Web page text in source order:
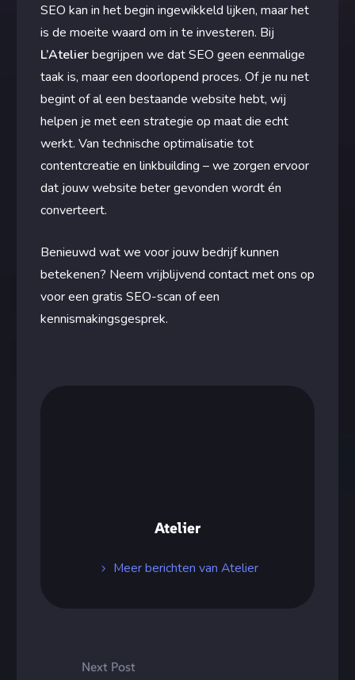
SEO kan in het begin ingewikkeld lijken, maar het
is de moeite waard om in te investeren. Bij
L’Atelierbegrijpen we dat SEO geen eenmalige
taak is, maar een doorlopend proces. Of je nu net
begint of al een bestaande website hebt, wij
helpen je met een strategie op maat die echt
werkt. Van technische optimalisatie tot
contentcreatie en linkbuilding – we zorgen ervoor
dat jouw website beter gevonden wordt én
converteert.
Benieuwd wat we voor jouw bedrijf kunnen
betekenen? Neem vrijblijvend contact met ons op
voor een gratis SEO-scan of een
kennismakingsgesprek.
Atelier
Meer berichten van Atelier
Next Post